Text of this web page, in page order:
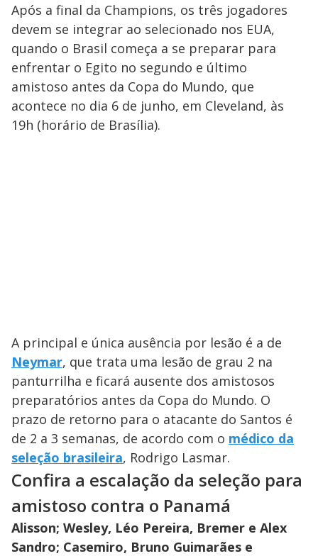
Após a final da Champions, os três jogadores
devem se integrar ao selecionado nos EUA,
quando o Brasil começa a se preparar para
enfrentar o Egito no segundo e último
amistoso antes da Copa do Mundo, que
acontece no dia 6 de junho, em Cleveland, às
19h (horário de Brasília).
A principal e única ausência por lesão é a de
Neymar, que trata uma lesão de grau 2 na
panturrilha e ficará ausente dos amistosos
preparatórios antes da Copa do Mundo. O
prazo de retorno para o atacante do Santos é
de 2 a 3 semanas, de acordo com o médico da
seleção brasileira, Rodrigo Lasmar.
Confira a escalação da seleção para
amistoso contra o Panamá
Alisson; Wesley, Léo Pereira, Bremer e Alex
Sandro; Casemiro, Bruno Guimarães e